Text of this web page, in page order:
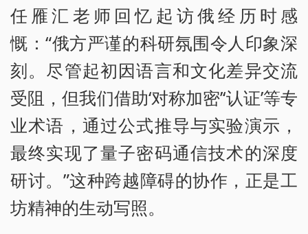
任雁汇老师回忆起访俄经历时感
慨：“俄方严谨的科研氛围令人印象深
刻。尽管起初因语言和文化差异交流
受阻，但我们借助‘对称加密’‘认证’等专
业术语，通过公式推导与实验演示，
最终实现了量子密码通信技术的深度
研讨。”这种跨越障碍的协作，正是工
坊精神的生动写照。